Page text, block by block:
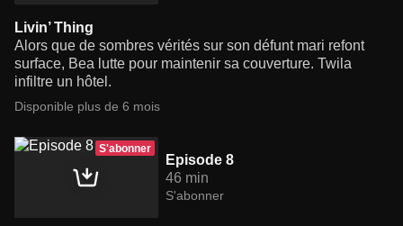
Livin’ Thing
Alors que de sombres vérités sur son défunt mari refont
surface, Bea lutte pour maintenir sa couverture. Twila
infiltre un hôtel.
Disponible plus de 6 mois
S'abonner
Episode 8
46 min
S'abonner